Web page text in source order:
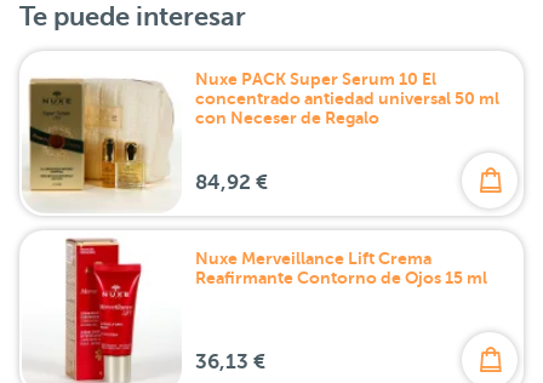
Te puede interesar
Nuxe PACK Super Serum 10 El
concentrado antiedad universal 50 ml
con Neceser de Regalo
84,92 €
Nuxe Merveillance Lift Crema
Reafirmante Contorno de Ojos 15 ml
36,13 €